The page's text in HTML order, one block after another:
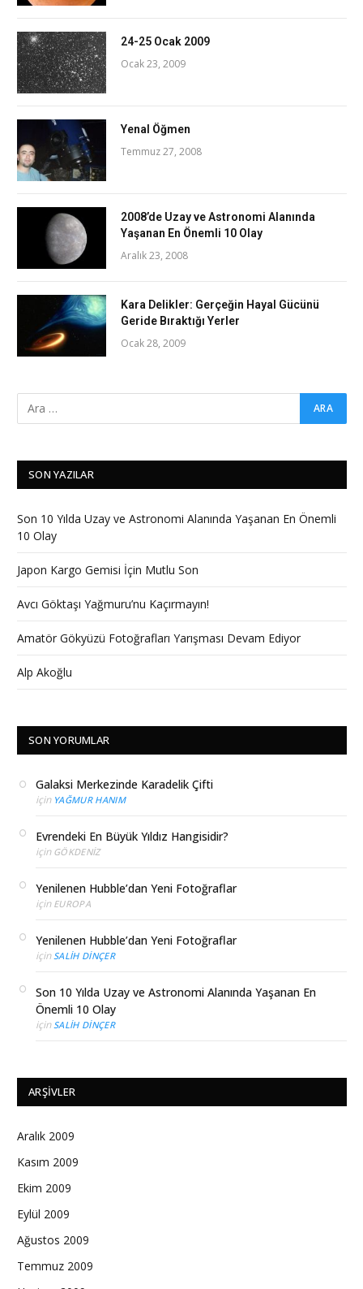
24-25 Ocak 2009
Ocak 23, 2009
Yenal Öğmen
Temmuz 27, 2008
2008’de Uzay ve Astronomi Alanında
Yaşanan En Önemli 10 Olay
Aralık 23, 2008
Kara Delikler: Gerçeğin Hayal Gücünü
Geride Bıraktığı Yerler
Ocak 28, 2009
SON YAZILAR
Son 10 Yılda Uzay ve Astronomi Alanında Yaşanan En Önemli
10 Olay
Japon Kargo Gemisi İçin Mutlu Son
Avcı Göktaşı Yağmuru’nu Kaçırmayın!
Amatör Gökyüzü Fotoğrafları Yarışması Devam Ediyor
Alp Akoğlu
SON YORUMLAR
Galaksi Merkezinde Karadelik Çifti
için YAĞMUR HANIM
Evrendeki En Büyük Yıldız Hangisidir?
için GÖKDENIZ
Yenilenen Hubble’dan Yeni Fotoğraflar
için EUROPA
Yenilenen Hubble’dan Yeni Fotoğraflar
için SALIH DINÇER
Son 10 Yılda Uzay ve Astronomi Alanında Yaşanan En
Önemli 10 Olay
için SALIH DINÇER
ARŞIVLER
Aralık 2009
Kasım 2009
Ekim 2009
Eylül 2009
Ağustos 2009
Temmuz 2009